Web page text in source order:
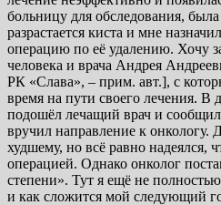
больницу для обследования, была
разрастается киста и мне
операцию по её удалению. Хочу
человека и врача Андрея
РК «Слава», – прим. авт.], с
время на пути своего лечения. В
подошёл лечащий врач и
вручил направление к онкологу.
худшему, но всё равно надеялся,
операцией. Однако онколог
степени». Тут я ещё не
и как сложится мой следующий